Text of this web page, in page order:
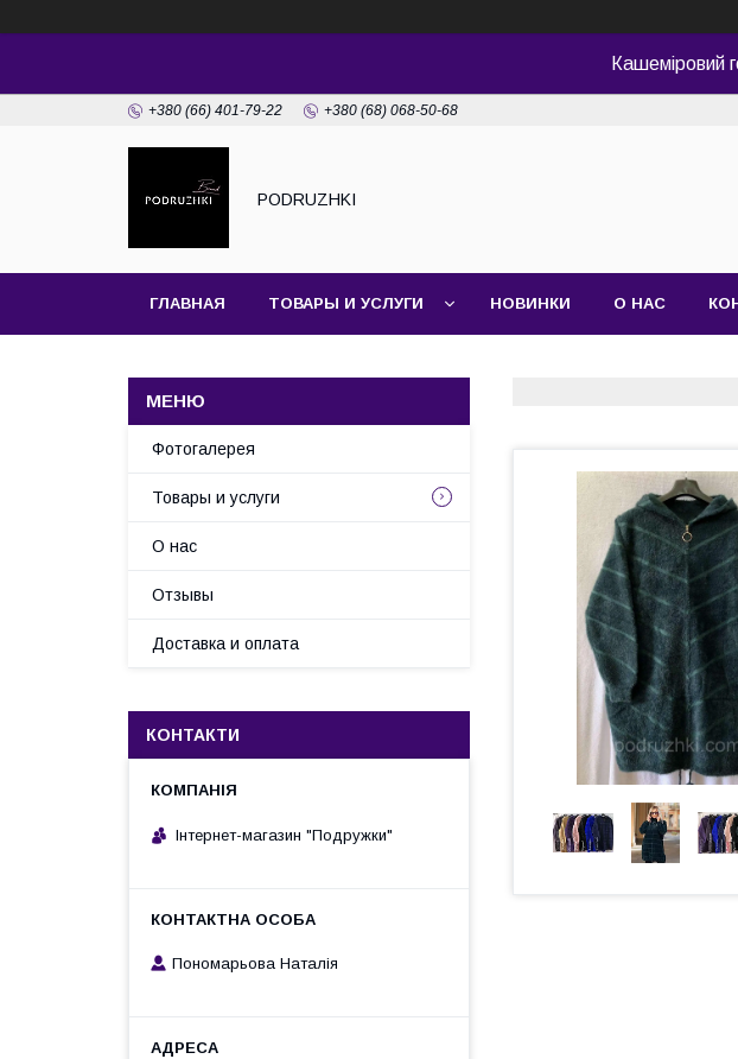
Кашеміровий
+380 (66) 401-79-22 +380 (68) 068-50-68
PODRUZHKI
ГЛАВНАЯ ТОВАРЫ И УСЛУГИ НОВИНКИ О НАС
Фотогалерея
Товары и услуги
О нас
Отзывы
Доставка и оплата
КОНТАКТИ
Інтернет-магазин "Подружки"
Пономарьова Наталія